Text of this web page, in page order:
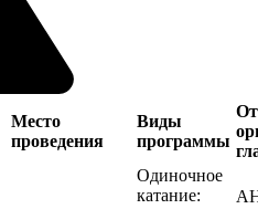
Место
проведения
Виды
программы
Одиночное
катание: